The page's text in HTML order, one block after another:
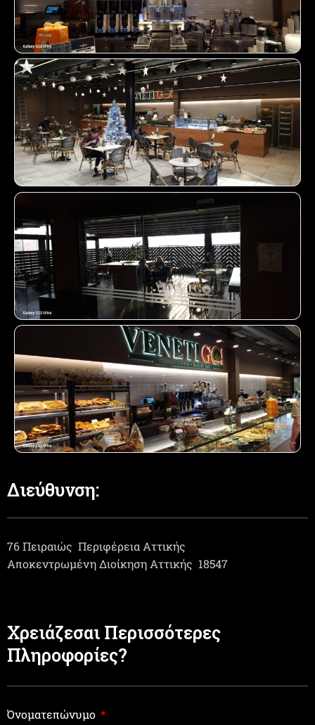
Διεύθυνση:
76 Πειραιώς Περιφέρεια Αττικής
Αποκεντρωμένη Διοίκηση Αττικής 18547
Χρειάζεσαι Περισσότερες
Πληροφορίες?
Όνοματεπώνυμο